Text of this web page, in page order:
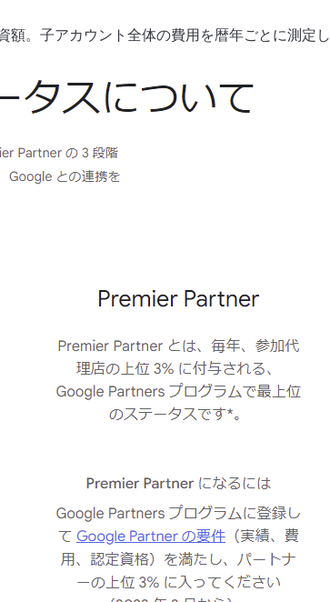
額。子アカウント全体の費用を暦年ごとに測定し